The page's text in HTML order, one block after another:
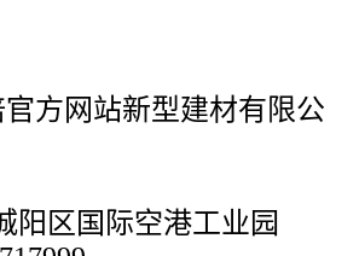
方网站新型建材有限公
阳区国际空港工业园